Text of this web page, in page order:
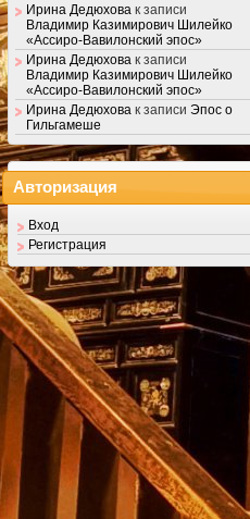
Ирина Дедюхова к записи
Владимир Казимирович Шилейко
«Ассиро-Вавилонский эпос»
Ирина Дедюхова к записи
Владимир Казимирович Шилейко
«Ассиро-Вавилонский эпос»
Ирина Дедюхова к записи Эпос о
Гильгамеше
Авторизация
Вход
Регистрация